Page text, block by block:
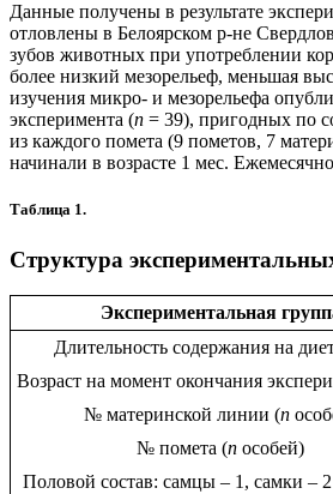
Данные получены в результате
отловлены в Белоярском р-не
зубов животных при употреблении
более низкий мезорельеф, меньшая
изучения микро- и мезорельефа
эксперимента (n = 39), пригодных по
из каждого помета (9 пометов, 7
начинали в возрасте 1 мес.
Таблица 1.
Структура
Экспериментальная
Длительность содержания на
Возраст на момент окончания
№ материнской линии (n
№ помета (n особей)
Половой состав: самцы – 1, самки –